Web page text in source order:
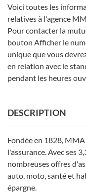
Voici toutes les
relatives à l'agence
Pour contacter la
bouton Afficher le
unique que vous
en relation avec le
pendant les heures
DESCRIPTION
Fondée en 1828,
l'assurance. Avec ses
nombreuses offres
auto, moto, santé et
épargne.